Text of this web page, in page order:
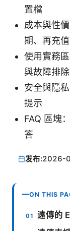
置檔
成本與性
期、再充
使用實務
與故障排除
安全與隱
提示
FAQ 區塊
答
发布:2026-
ON THIS
遠傳的